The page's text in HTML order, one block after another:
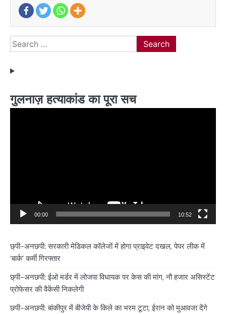
Search
for:
गुलनाज़ हत्याकांड का पूरा सच
00:00 10:52
छ्पी-अनछपी: सरकारी मेडिकल कॉलेजों में होगा प्राइवेट दखल, पेपर लीक में
‘बार्क’ कर्मी गिरफ्तार
छ्पी-अनछपी: ईओ मर्डर में लोजपा विधायक पर केस की मांग, नौ हजार असिस्टेंट
प्रोफेसर की वैकेंसी निकलेगी
छपी-अनछपी: बांकीपुर में बीजेपी के किले का भरम टूटा, ईरान को मुआवजा देंगे